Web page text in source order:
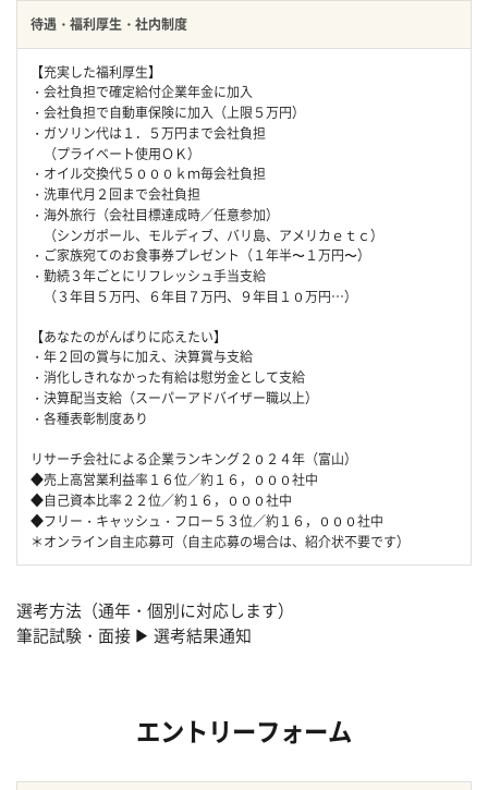
待遇・福利厚生・社内制度
【充実した福利厚生】
・会社負担で確定給付企業年金に加入
・会社負担で自動車保険に加入（上限５万円）
・ガソリン代は１．５万円まで会社負担
（プライベート使用ＯＫ）
・オイル交換代５０００ｋｍ毎会社負担
・洗車代月２回まで会社負担
・海外旅行（会社目標達成時／任意参加）
（シンガポール、モルディブ、バリ島、アメリカｅｔｃ）
・ご家族宛てのお食事券プレゼント（１年半〜１万円〜）
・勤続３年ごとにリフレッシュ手当支給
（３年目５万円、６年目７万円、９年目１０万円…）
【あなたのがんばりに応えたい】
・年２回の賞与に加え、決算賞与支給
・消化しきれなかった有給は慰労金として支給
・決算配当支給（スーパーアドバイザー職以上）
・各種表彰制度あり
リサーチ会社による企業ランキング２０２４年（富山）
◆売上高営業利益率１６位／約１６，０００社中
◆自己資本比率２２位／約１６，０００社中
◆フリー・キャッシュ・フロー５３位／約１６，０００社中
＊オンライン自主応募可（自主応募の場合は、紹介状不要です）
選考方法（通年・個別に対応します）
筆記試験・面接 ▶ 選考結果通知
エントリーフォーム